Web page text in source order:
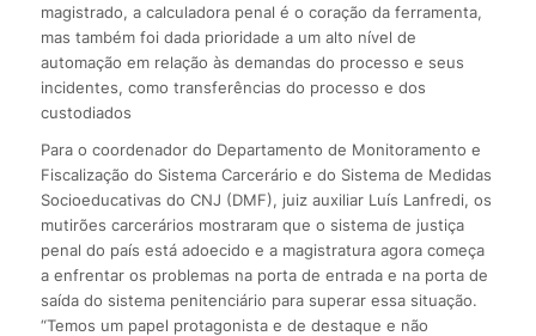
magistrado, a calculadora penal é o coração da ferramenta,
mas também foi dada prioridade a um alto nível de
automação em relação às demandas do processo e seus
incidentes, como transferências do processo e dos
custodiados
Para o coordenador do Departamento de Monitoramento e
Fiscalização do Sistema Carcerário e do Sistema de Medidas
Socioeducativas do CNJ (DMF), juiz auxiliar Luís Lanfredi, os
mutirões carcerários mostraram que o sistema de justiça
penal do país está adoecido e a magistratura agora começa
a enfrentar os problemas na porta de entrada e na porta de
saída do sistema penitenciário para superar essa situação.
“Temos um papel protagonista e de destaque e não